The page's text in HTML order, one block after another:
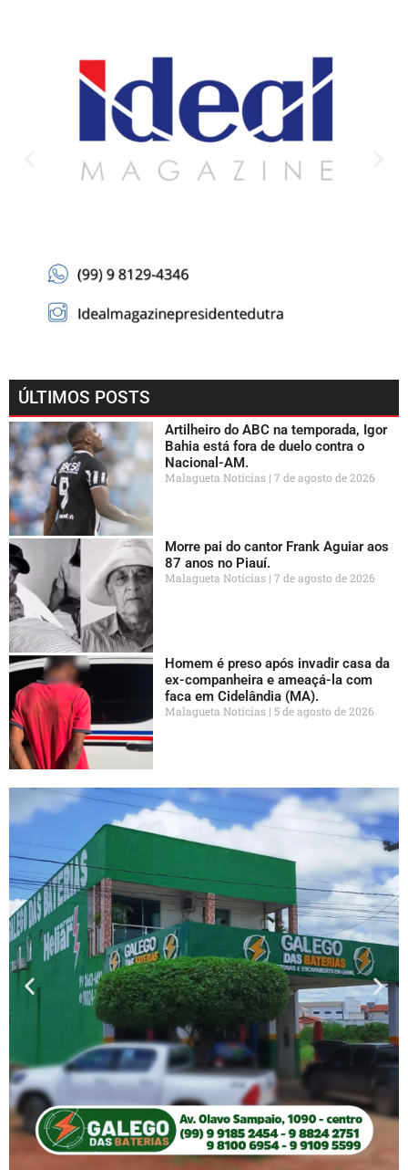
ÚLTIMOS POSTS
Artilheiro do ABC na temporada, Igor
Bahia está fora de duelo contra o
Nacional-AM.
Malagueta Notícias 7 de agosto de 2026
Morre pai do cantor Frank Aguiar aos
87 anos no Piauí.
Malagueta Notícias 7 de agosto de 2026
Homem é preso após invadir casa da
ex-companheira e ameaçá-la com
faca em Cidelândia (MA).
Malagueta Notícias 5 de agosto de 2026